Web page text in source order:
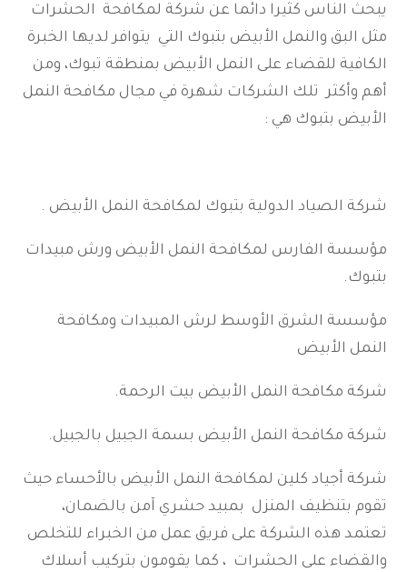
يبحث الناس كثيرا دائما عن شركة لمكافحة الحشرات
مثل البق والنمل الأبيض بتبوك التي يتوافر لديها الخبرة
الكافية للقضاء على النمل الأبيض بمنطقة تبوك، ومن
أهم وأكثر تلك الشركات شهرة في مجال مكافحة النمل
الأبيض بتبوك هي :
شركة الصياد الدولية بتبوك لمكافحة النمل الأبيض .
مؤسسة الفارس لمكافحة النمل الأبيض ورش مبيدات
بتبوك.
مؤسسة الشرق الأوسط لرش المبيدات ومكافحة
النمل الأبيض
شركة مكافحة النمل الأبيض بيت الرحمة.
شركة مكافحة النمل الأبيض بسمة الجبيل بالجبيل.
شركة أجياد كلين لمكافحة النمل الأبيض بالأحساء حيث
تقوم بتنظيف المنزل بمبيد حشري آمن بالضمان،
تعتمد هذه الشركة على فريق عمل من الخبراء للتخلص
والقضاء على الحشرات ، كما يقومون بتركيب أسلاك